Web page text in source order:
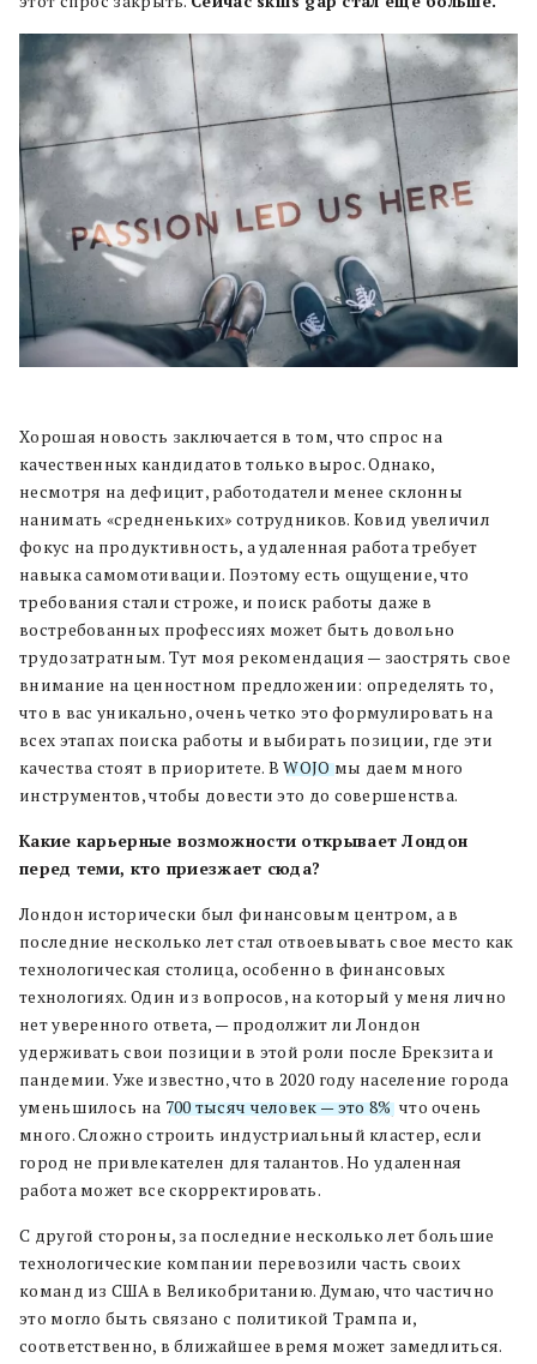
Хорошая новость заключается в том, что спрос на
качественных кандидатов только вырос. Однако,
несмотря на дефицит, работодатели менее склонны
нанимать «средненьких» сотрудников. Ковид увеличил
фокус на продуктивность, а удаленная работа требует
навыка самомотивации. Поэтому есть ощущение, что
требования стали строже, и поиск работы даже в
востребованных профессиях может быть довольно
трудозатратным. Тут моя рекомендация — заострять свое
внимание на ценностном предложении: определять то,
что в вас уникально, очень четко это формулировать на
всех этапах поиска работы и выбирать позиции, где эти
качества стоят в приоритете. ВWOJOмы даем много
инструментов, чтобы довести это до совершенства.
Какие карьерные возможности открывает Лондон
перед теми, кто приезжает сюда?
Лондон исторически был финансовым центром, а в
последние несколько лет стал отвоевывать свое место как
технологическая столица, особенно в финансовых
технологиях. Один из вопросов, на который у меня лично
нет уверенного ответа, — продолжит ли Лондон
удерживать свои позиции в этой роли после Брекзита и
пандемии. Уже известно, что в 2020 году население города
уменьшилось на 700 тысяч человек — это 8%, что очень
много. Сложно строить индустриальный кластер, если
город не привлекателен для талантов. Но удаленная
работа может все скорректировать.
С другой стороны, за последние несколько лет большие
технологические компании перевозили часть своих
команд из США в Великобританию. Думаю, что частично
это могло быть связано с политикой Трампа и,
соответственно, в ближайшее время может замедлиться.